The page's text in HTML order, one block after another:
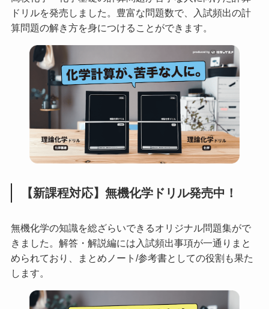
ドリルを発売しました。豊富な問題数で、入試頻出の計
算問題の解き方を身につけることができます。
【新課程対応】無機化学ドリル発売中！
無機化学の知識を総ざらいできるオリジナル問題集がで
きました。解答・解説編には入試頻出事項が一通りまと
められており、まとめノート/参考書としての役割も果た
します。